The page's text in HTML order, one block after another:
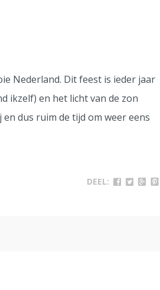
Nederland. Dit feest is ieder jaar
ikzelf) en het licht van de zon
dus ruim de tijd om weer eens
DEEL: